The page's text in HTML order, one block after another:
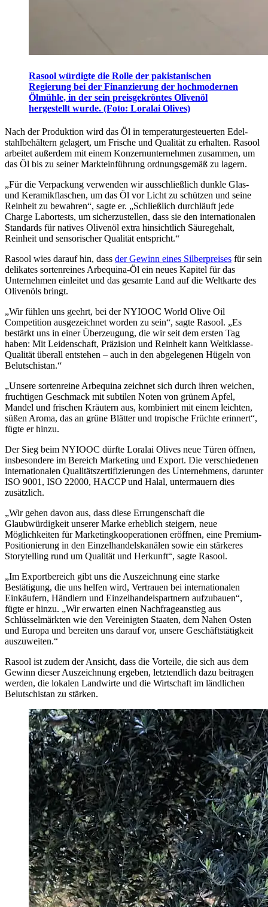
Rasool würdigte die Rolle der pakistanischen
Regierung bei der Finanzierung der hochmodernen
Ölmühle, in der sein preisgekröntes Olivenöl
hergestellt wurde. (Foto: Loralai Olives)
Nach der Pro­duk­tion wird das Öl in tem­per­atur­ge­steuer­ten Edel­
stahl­behäl­tern gelagert, um Frische und Qual­ität zu er­hal­ten. Rasool
arbeitet au­ßer­dem mit einem Konzern­unter­neh­men zusammen, um
das Öl bis zu seiner Mark­t­ein­führung ord­nungsgemäß zu lagern.
„Für die Verpackung verwenden wir ausschließlich dunkle Glas-
und Keramikflaschen, um das Öl vor Licht zu schützen und seine
Reinheit zu bewahren“, sagte er. „Schließlich durchläuft jede
Charge Labortests, um sicherzustellen, dass sie den internationalen
Standards für natives Olivenöl extra hinsichtlich Säuregehalt,
Reinheit und sensorischer Qualität entspricht.“
Rasool wies darauf hin, dass der Gewinn eines Silberpreises für sein
delikates sortenreines Arbequina-Öl ein neues Kapitel für das
Unternehmen einleitet und das gesamte Land auf die Weltkarte des
Olivenöls bringt.
„Wir fühlen uns geehrt, bei der NYIOOC World Olive Oil
Competition ausgezeichnet worden zu sein“, sagte Rasool. „Es
bestärkt uns in einer Überzeugung, die wir seit dem ersten Tag
haben: Mit Leidenschaft, Präzision und Reinheit kann Weltklasse-
Qualität überall entstehen – auch in den abgelegenen Hügeln von
Belutschistan.“
„Unsere sortenreine Arbequina zeichnet sich durch ihren weichen,
fruchtigen Geschmack mit subtilen Noten von grünem Apfel,
Mandel und frischen Kräutern aus, kombiniert mit einem leichten,
süßen Aroma, das an grüne Blätter und tropische Früchte erinnert“,
fügte er hinzu.
Der Sieg beim NYIOOC dürfte Loralai Olives neue Türen öffnen,
insbesondere im Bereich Marketing und Export. Die verschiedenen
internationalen Qualitätszertifizierungen des Unternehmens, darunter
ISO 9001, ISO 22000, HACCP und Halal, untermauern dies
zusätzlich.
„Wir gehen davon aus, dass diese Errungenschaft die
Glaubwürdigkeit unserer Marke erheblich steigern, neue
Möglichkeiten für Marketingkooperationen eröffnen, eine Premium-
Positionierung in den Einzelhandelskanälen sowie ein stärkeres
Storytelling rund um Qualität und Herkunft“, sagte Rasool.
„Im Exportbereich gibt uns die Auszeichnung eine starke
Bestätigung, die uns helfen wird, Vertrauen bei internationalen
Einkäufern, Händlern und Einzelhandelspartnern aufzubauen“,
fügte er hinzu. „Wir erwarten einen Nachfrageanstieg aus
Schlüsselmärkten wie den Vereinigten Staaten, dem Nahen Osten
und Europa und bereiten uns darauf vor, unsere Geschäftstätigkeit
auszuweiten.“
Rasool ist zudem der Ansicht, dass die Vorteile, die sich aus dem
Gewinn dieser Auszeichnung ergeben, letztendlich dazu beitragen
werden, die lokalen Landwirte und die Wirtschaft im ländlichen
Belutschistan zu stärken.